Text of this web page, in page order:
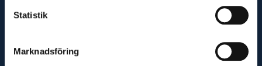
Statistik
Marknadsföring
010-263 25 00
Helgfria vardagar 07:30-16:30